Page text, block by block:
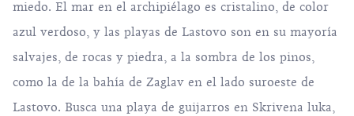
miedo. El mar en el archipiélago es cristalino, de color
azul verdoso, y las playas de Lastovo son en su mayoría
salvajes, de rocas y piedra, a la sombra de los pinos,
como la de la bahía de Zaglav en el lado suroeste de
Lastovo. Busca una playa de guijarros en Skrivena luka,